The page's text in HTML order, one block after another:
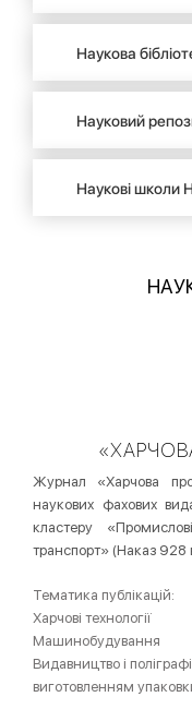
Наукова
Науковий
Наукові школи
Журнал «Харчова
наукових фахових
кластеру
транспорт» (Наказ 928
Тематика публікацій:
Харчові технології
Машинобудування
Видавництво і
виготовленням